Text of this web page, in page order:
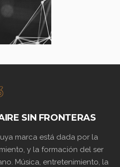
SIN FRONTERAS
marca está dada por la
y la formación del ser
Música, entretenimiento, la